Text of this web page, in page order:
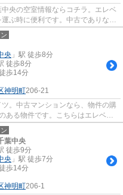
央の空室情報ならコチラ。エレベ
ぶ時に便利です。中古でありなが
ン...
央 」駅 徒歩8分
徒歩8分
歩14分
神明町206-21
。中古マンションなら、物件の購
ある物件です。こちらはエレベー
討し...
葉中央
徒歩9分
央 」駅 徒歩7分
歩14分
神明町206-1